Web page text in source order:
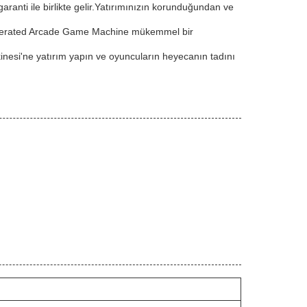
ile birlikte gelir.Yatırımınızın korunduğundan ve
Arcade Game Machine mükemmel bir
yatırım yapın ve oyuncuların heyecanın tadını